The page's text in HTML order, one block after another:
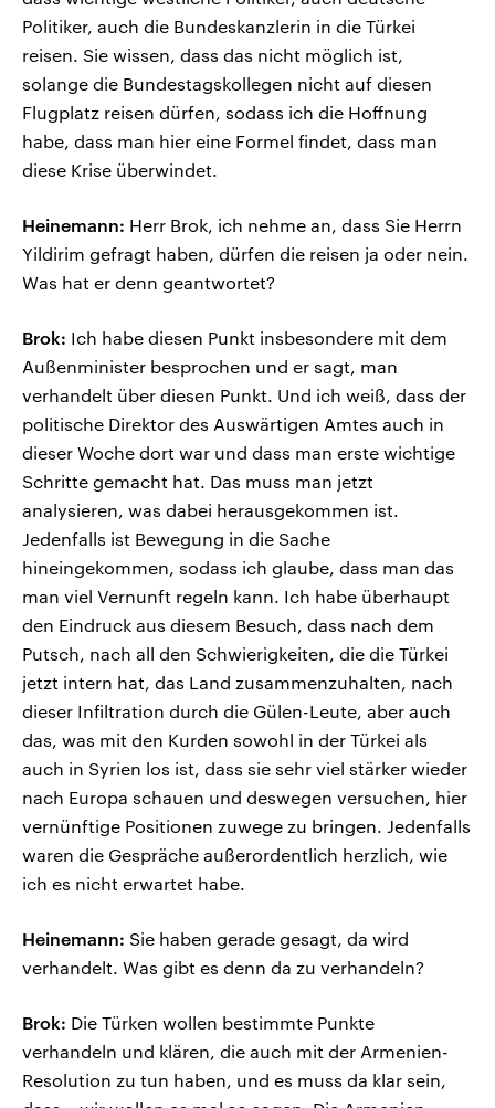
Politiker, auch die Bundeskanzlerin in die Türkei
reisen. Sie wissen, dass das nicht möglich ist,
solange die Bundestagskollegen nicht auf diesen
Flugplatz reisen dürfen, sodass ich die Hoffnung
habe, dass man hier eine Formel findet, dass man
diese Krise überwindet.
Heinemann: Herr Brok, ich nehme an, dass Sie Herrn
Yildirim gefragt haben, dürfen die reisen ja oder nein.
Was hat er denn geantwortet?
Brok: Ich habe diesen Punkt insbesondere mit dem
Außenminister besprochen und er sagt, man
verhandelt über diesen Punkt. Und ich weiß, dass der
politische Direktor des Auswärtigen Amtes auch in
dieser Woche dort war und dass man erste wichtige
Schritte gemacht hat. Das muss man jetzt
analysieren, was dabei herausgekommen ist.
Jedenfalls ist Bewegung in die Sache
hineingekommen, sodass ich glaube, dass man das
man viel Vernunft regeln kann. Ich habe überhaupt
den Eindruck aus diesem Besuch, dass nach dem
Putsch, nach all den Schwierigkeiten, die die Türkei
jetzt intern hat, das Land zusammenzuhalten, nach
dieser Infiltration durch die Gülen-Leute, aber auch
das, was mit den Kurden sowohl in der Türkei als
auch in Syrien los ist, dass sie sehr viel stärker wieder
nach Europa schauen und deswegen versuchen, hier
vernünftige Positionen zuwege zu bringen. Jedenfalls
waren die Gespräche außerordentlich herzlich, wie
ich es nicht erwartet habe.
Heinemann: Sie haben gerade gesagt, da wird
verhandelt. Was gibt es denn da zu verhandeln?
Brok: Die Türken wollen bestimmte Punkte
verhandeln und klären, die auch mit der Armenien-
Resolution zu tun haben, und es muss da klar sein,